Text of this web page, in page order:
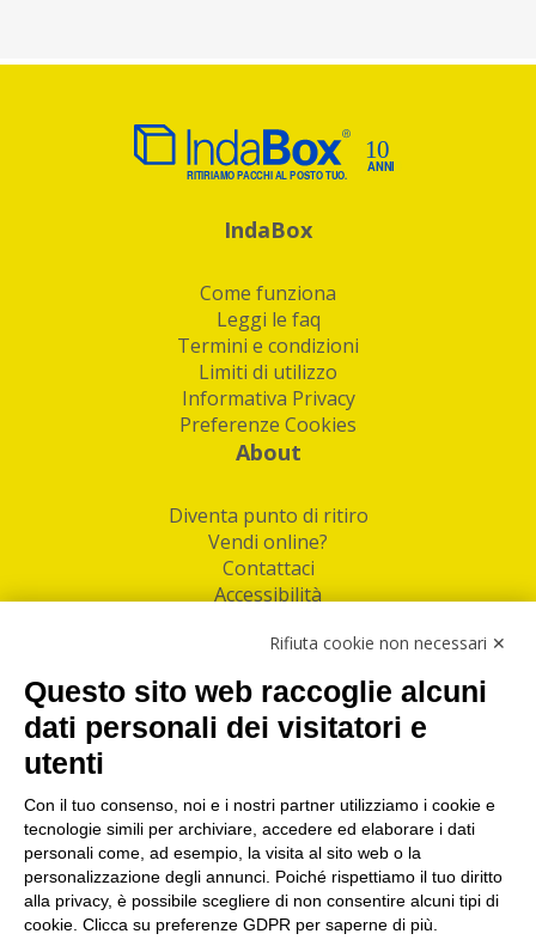
IndaBox
Come funziona
Leggi le faq
Termini e condizioni
Limiti di utilizzo
Informativa Privacy
Preferenze Cookies
About
Diventa punto di ritiro
Vendi online?
Contattaci
Accessibilità
Facebook
Linkedin
I nostri punti di ritiro e spedizione pacchi nelle
maggiori città italiane
Torino|Milano|Roma|Bologna|Firenze| Genova
Napoli|Varese
Rifiuta cookie non necessari ✕
Questo sito web raccoglie alcuni
dati personali dei visitatori e
utenti
Con il tuo consenso, noi e i nostri partner utilizziamo i cookie e
tecnologie simili per archiviare, accedere ed elaborare i dati
personali come, ad esempio, la visita al sito web o la
personalizzazione degli annunci. Poiché rispettiamo il tuo diritto
alla privacy, è possibile scegliere di non consentire alcuni tipi di
cookie. Clicca su preferenze GDPR per saperne di più.